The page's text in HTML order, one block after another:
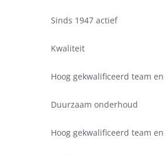
Sinds 1947 actief
Kwaliteit
Hoog gekwalificeerd team
Duurzaam onderhoud
Hoog gekwalificeerd team